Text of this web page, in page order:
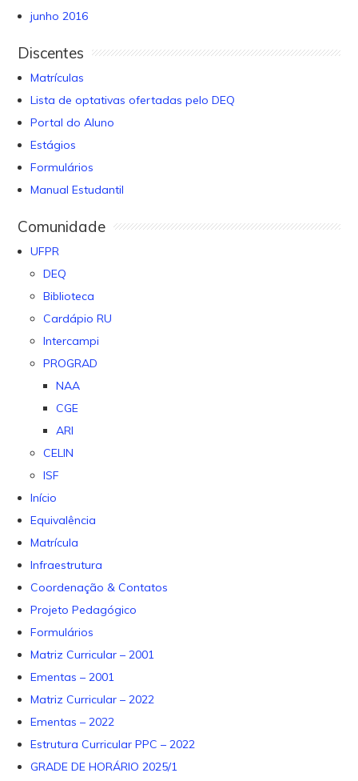
junho 2016
Discentes
Matrículas
Lista de optativas ofertadas pelo DEQ
Portal do Aluno
Estágios
Formulários
Manual Estudantil
Comunidade
UFPR
DEQ
Biblioteca
Cardápio RU
Intercampi
PROGRAD
NAA
CGE
ARI
CELIN
ISF
Início
Equivalência
Matrícula
Infraestrutura
Coordenação & Contatos
Projeto Pedagógico
Formulários
Matriz Curricular – 2001
Ementas – 2001
Matriz Curricular – 2022
Ementas – 2022
Estrutura Curricular PPC – 2022
GRADE DE HORÁRIO 2025/1